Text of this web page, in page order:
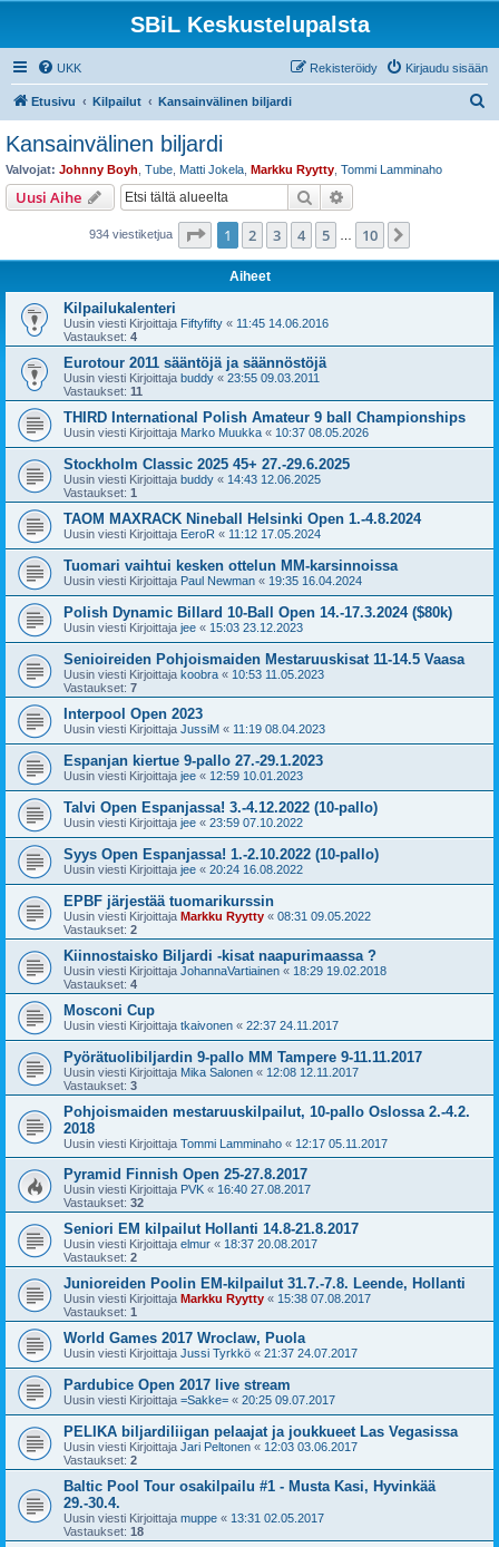
SBiL Keskustelupalsta
UKK Kirjaudu sisään
Rekisteröidy
Etusivu Kilpailut Kansainvälinen biljardi
Kansainvälinen biljardi
Valvojat: Johnny Boyh Tube Matti Jokela Markku Ryytty Tommi Lamminaho
Uusi Aihe Etsi
934 viestiketjua Sivu /10
1 2 3 4 5 10
Aiheet
Kilpailukalenteri
Uusin viesti Kirjoittaja Fiftyfifty « 11:45 14.06.2016
Vastaukset: 4
Eurotour 2011 sääntöjä ja säännöstöjä
Uusin viesti Kirjoittaja buddy « 23:55 09.03.2011
Vastaukset: 11
THIRD International Polish Amateur 9 ball Championships
Uusin viesti Kirjoittaja Marko Muukka « 10:37 08.05.2026
Stockholm Classic 2025 45+ 27.-29.6.2025
Uusin viesti Kirjoittaja buddy « 14:43 12.06.2025
Vastaukset: 1
TAOM MAXRACK Nineball Helsinki Open 1.-4.8.2024
Uusin viesti Kirjoittaja EeroR « 11:12 17.05.2024
Tuomari vaihtui kesken ottelun MM-karsinnoissa
Uusin viesti Kirjoittaja Paul Newman « 19:35 16.04.2024
Polish Dynamic Billard 10-Ball Open 14.-17.3.2024 ($80k)
Uusin viesti Kirjoittaja jee « 15:03 23.12.2023
Senioireiden Pohjoismaiden Mestaruuskisat 11-14.5 Vaasa
Uusin viesti Kirjoittaja koobra « 10:53 11.05.2023
Vastaukset: 7
Interpool Open 2023
Uusin viesti Kirjoittaja JussiM « 11:19 08.04.2023
Espanjan kiertue 9-pallo 27.-29.1.2023
Uusin viesti Kirjoittaja jee « 12:59 10.01.2023
Talvi Open Espanjassa! 3.-4.12.2022 (10-pallo)
Uusin viesti Kirjoittaja jee « 23:59 07.10.2022
Syys Open Espanjassa! 1.-2.10.2022 (10-pallo)
Uusin viesti Kirjoittaja jee « 20:24 16.08.2022
EPBF järjestää tuomarikurssin
Uusin viesti Kirjoittaja Markku Ryytty « 08:31 09.05.2022
Vastaukset: 2
Kiinnostaisko Biljardi -kisat naapurimaassa ?
Uusin viesti Kirjoittaja JohannaVartiainen « 18:29 19.02.2018
Vastaukset: 4
Mosconi Cup
Uusin viesti Kirjoittaja tkaivonen « 22:37 24.11.2017
Pyörätuolibiljardin 9-pallo MM Tampere 9-11.11.2017
Uusin viesti Kirjoittaja Mika Salonen « 12:08 12.11.2017
Vastaukset: 3
Pohjoismaiden mestaruuskilpailut, 10-pallo Oslossa 2.-4.2.
2018
Uusin viesti Kirjoittaja Tommi Lamminaho « 12:17 05.11.2017
Pyramid Finnish Open 25-27.8.2017
Uusin viesti Kirjoittaja PVK « 16:40 27.08.2017
Vastaukset: 32
Seniori EM kilpailut Hollanti 14.8-21.8.2017
Uusin viesti Kirjoittaja elmur « 18:37 20.08.2017
Vastaukset: 2
Junioreiden Poolin EM-kilpailut 31.7.-7.8. Leende, Hollanti
Uusin viesti Kirjoittaja Markku Ryytty « 15:38 07.08.2017
Vastaukset: 1
World Games 2017 Wroclaw, Puola
Uusin viesti Kirjoittaja Jussi Tyrkkö « 21:37 24.07.2017
Pardubice Open 2017 live stream
Uusin viesti Kirjoittaja =Sakke= « 20:25 09.07.2017
PELIKA biljardiliigan pelaajat ja joukkueet Las Vegasissa
Uusin viesti Kirjoittaja Jari Peltonen « 12:03 03.06.2017
Vastaukset: 2
Baltic Pool Tour osakilpailu #1 - Musta Kasi, Hyvinkää
29.-30.4.
Uusin viesti Kirjoittaja muppe « 13:31 02.05.2017
Vastaukset: 18